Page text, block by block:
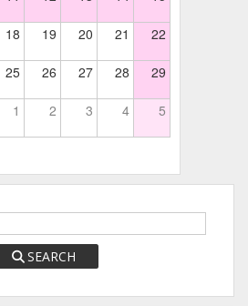
18 19 20 21 22
25 26 27 28 29
1 2 3 4 5
SEARCH